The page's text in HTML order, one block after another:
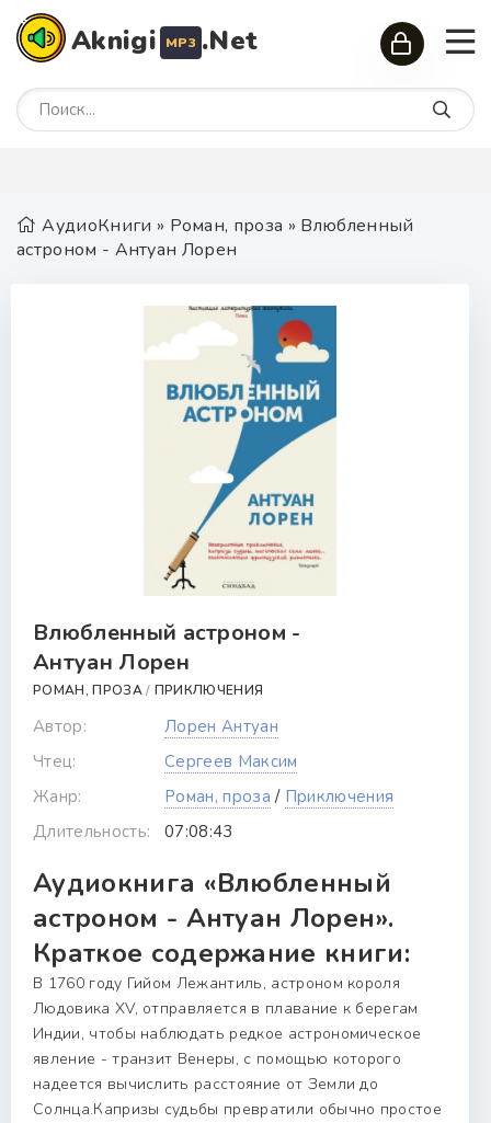
Aknigi MP3 .Net
АудиоКниги » Роман, проза » Влюбленный
астроном - Антуан Лорен
Влюбленный астроном -
Антуан Лорен
РОМАН, ПРОЗА/ ПРИКЛЮЧЕНИЯ
Автор:
Лорен Антуан
Чтец:
Сергеев Максим
Жанр:
Роман, проза / Приключения
Длительность:
07:08:43
Аудиокнига «Влюбленный
астроном - Антуан Лорен».
Краткое содержание книги:
В 1760 году Гийом Лежантиль, астроном короля
Людовика XV, отправляется в плавание к берегам
Индии, чтобы наблюдать редкое астрономическое
явление - транзит Венеры, с помощью которого
надеется вычислить расстояние от Земли до
Солнца.Капризы судьбы превратили обычно простое